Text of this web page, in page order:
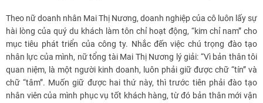
Theo nữ doanh nhân Mai Thị Nương, doanh nghiệp của cô luôn lấy sự
hài lòng của quý du khách làm tôn chỉ hoạt động, “kim chỉ nam” cho
mục tiêu phát triển của công ty. Nhắc đến việc chú trọng đào tạo
nhân lực của mình, nữ tổng tài Mai Thị Nương lý giải: “Vì bản thân tôi
quan niệm, là một người kinh doanh, luôn phải giữ được chữ “tín” và
chữ “tâm”. Muốn giữ được hai thứ này, thì trước tiên phải đào tạo
nhân viên của mình phục vụ tốt khách hàng, từ đó bản thân mới vận